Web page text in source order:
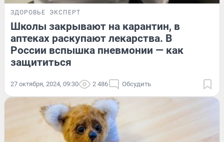
ЗДОРОВЬЕ ЭКСПЕРТ
Школы закрывают на карантин, в
аптеках раскупают лекарства. В
России вспышка пневмонии — как
защититься
27 октября, 2024, 09:30 2 486 Обсудить